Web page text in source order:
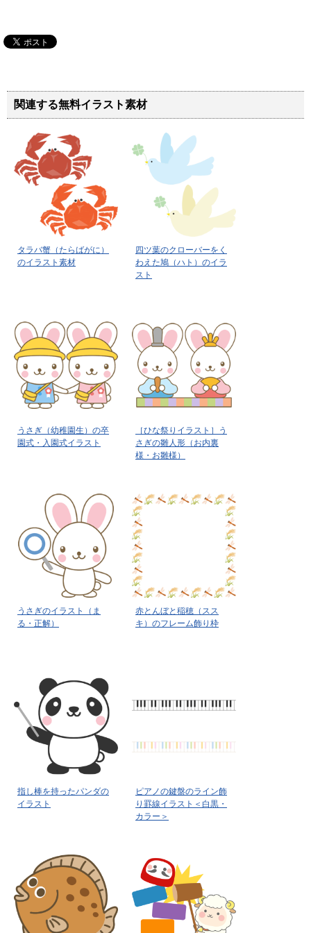
関連する無料イラスト素材
タラバ蟹（たらばがに）
のイラスト素材
四ツ葉のクローバーをく
わえた鳩（ハト）のイラ
スト
うさぎ（幼稚園生）の卒
園式・入園式イラスト
［ひな祭りイラスト］う
さぎの雛人形（お内裏
様・お雛様）
うさぎのイラスト（ま
る・正解）
赤とんぼと稲穂（スス
キ）のフレーム飾り枠
指し棒を持ったパンダの
イラスト
ピアノの鍵盤のライン飾
り罫線イラスト＜白黒・
カラー＞